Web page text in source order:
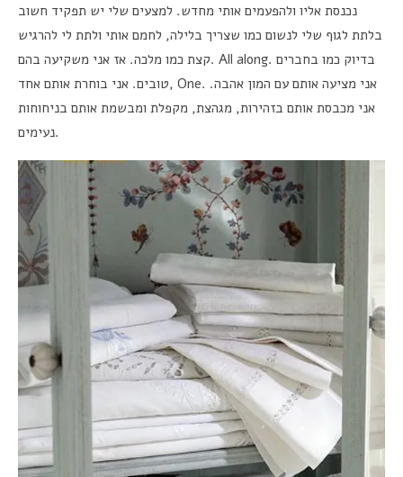
נכנסת אליו ולהפעמים אותי מחדש. למצעים שלי יש תפקיד חשוב
בלתת לגוף שלי לנשום כמו שצריך בלילה, לחמם אותי ולתת לי להרגיש
קצת כמו מלכה. אז אני משקיעה בהם . All along. בדיוק כמו בחברים
טובים. אני בוחרת אותם אחד , One. אני מציעה אותם עם המון אהבה.
אני מכבסת אותם בזהירות, מגהצת, מקפלת ומבשמת אותם בניחוחות
נעימים.